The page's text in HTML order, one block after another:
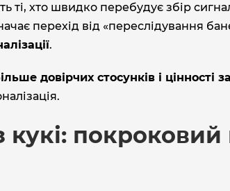
ті, хто швидко перебудує збір
перехід від «переслідування
.
довірчих стосунків і цінності
кукі: покроковий